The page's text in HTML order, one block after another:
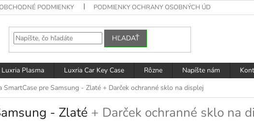
PODMIENKY PODMIENKY OCHRANY OSOBNÝCH ÚDAJOV
HĽADAŤ
Luxria Plasma Luxria Car Key Case Rôzne Napíšte nám
SmartCase pre Samsung - Zlaté + Darček ochranné sklo na displej
- Zlaté + Darček ochranné sklo na